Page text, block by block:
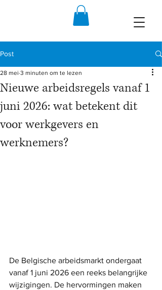
Post
Nieuwe arbeidsregels vanaf 1
juni 2026: wat betekent dit
voor werkgevers en
werknemers?
28 mei 3 minuten om te lezen
De Belgische arbeidsmarkt ondergaat
vanaf 1 juni 2026 een reeks belangrijke
wijzigingen. De hervormingen maken